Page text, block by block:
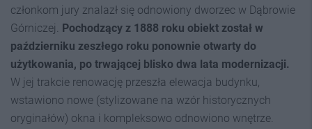
członkom jury znalazł się odnowiony dworzec w Dąbrowie
Górniczej. Pochodzący z 1888 roku obiekt został w
październiku zeszłego roku ponownie otwarty do
użytkowania, po trwającej blisko dwa lata modernizacji.
W jej trakcie renowację przeszła elewacja budynku,
wstawiono nowe (stylizowane na wzór historycznych
oryginałów) okna i kompleksowo odnowiono wnętrze.